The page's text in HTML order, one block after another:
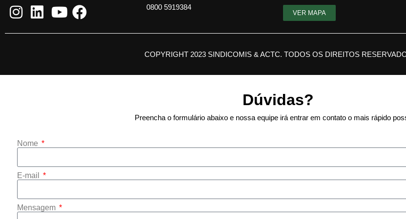
0800 5919384
VER MAPA
COPYRIGHT 2023 SINDICOMIS & ACTC. TODOS OS DIREITOS
Dúvidas?
Preencha o formulário abaixo e nossa equipe irá entrar em contato o mais rápido
Nome
E-mail
Mensagem